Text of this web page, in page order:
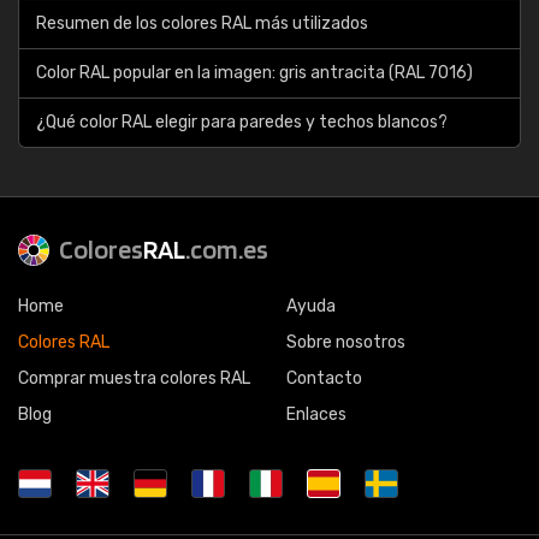
Resumen de los colores RAL más utilizados
Color RAL popular en la imagen: gris antracita (RAL 7016)
¿Qué color RAL elegir para paredes y techos blancos?
ColoresRAL.com.es
Home
Colores RAL
Comprar muestra colores RAL
Blog
Ayuda
Sobre nosotros
Contacto
Enlaces